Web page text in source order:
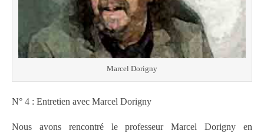
Marcel Dorigny
N° 4 : Entretien avec Marcel Dorigny
Nous avons rencontré le professeur Marcel Dorigny en